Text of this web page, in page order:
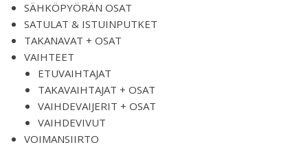
SÄHKÖPYÖRÄN OSAT
SATULAT & ISTUINPUTKET
TAKANAVAT + OSAT
VAIHTEET
ETUVAIHTAJAT
TAKAVAIHTAJAT + OSAT
VAIHDEVAIJERIT + OSAT
VAIHDEVIVUT
VOIMANSIIRTO